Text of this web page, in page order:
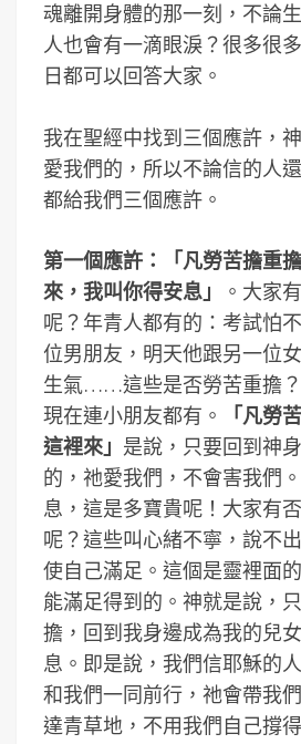
魂離開身體的那一刻，不論
人也會有一滴眼淚？很多很
日都可以回答大家。
我在聖經中找到三個應許，
愛我們的，所以不論信的人
都給我們三個應許。
第一個應許：「凡勞苦擔重
來，我叫你得安息」
。大家
呢？年青人都有的：考試怕
位男朋友，明天他跟另一位
生氣……這些是否勞苦重擔？
現在連小朋友都有。
「凡勞
這裡來」 是說，只要回到神
的，祂愛我們，不會害我們
息，這是多寶貴呢！大家有
呢？這些叫心緒不寧，說不
使自己滿足。這個是靈裡面
能滿足得到的。神就是說，
擔，回到我身邊成為我的兒
息。即是說，我們信耶穌的
和我們一同前行，祂會帶我
達青草地，不用我們自己撐